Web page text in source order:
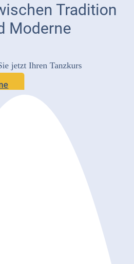
Tradition
Moderne
jetzt Ihren Tanzkurs